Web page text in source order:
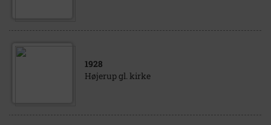
1928
Højerup gl. kirke